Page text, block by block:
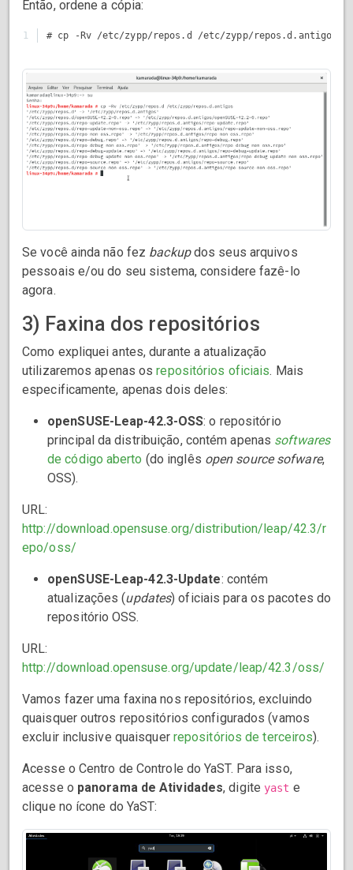
Então, ordene a cópia:
Se você ainda não fez backupdos seus arquivos
pessoais e/ou do seu sistema, considere fazê-lo
agora.
3) Faxina dos repositórios
Como expliquei antes, durante a atualização
utilizaremos apenas osrepositórios oficiais. Mais
especificamente, apenas dois deles:
openSUSE-Leap-42.3-OSS: o repositório
principal da distribuição, contém apenas softwares
de código aberto (do inglês open source sofware,
OSS).
URL:
http://download.opensuse.org/distribution/leap/42.3/r
epo/oss/
openSUSE-Leap-42.3-Update: contém
atualizações (updates) oficiais para os pacotes do
repositório OSS.
URL:
http://download.opensuse.org/update/leap/42.3/oss/
Vamos fazer uma faxina nos repositórios, excluindo
quaisquer outros repositórios configurados (vamos
excluir inclusive quaisquer repositórios de terceiros).
Acesse o Centro de Controle do YaST. Para isso,
acesse o panorama de Atividades, digite yast e
clique no ícone do YaST: